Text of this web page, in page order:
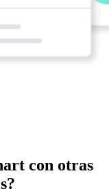
con otras